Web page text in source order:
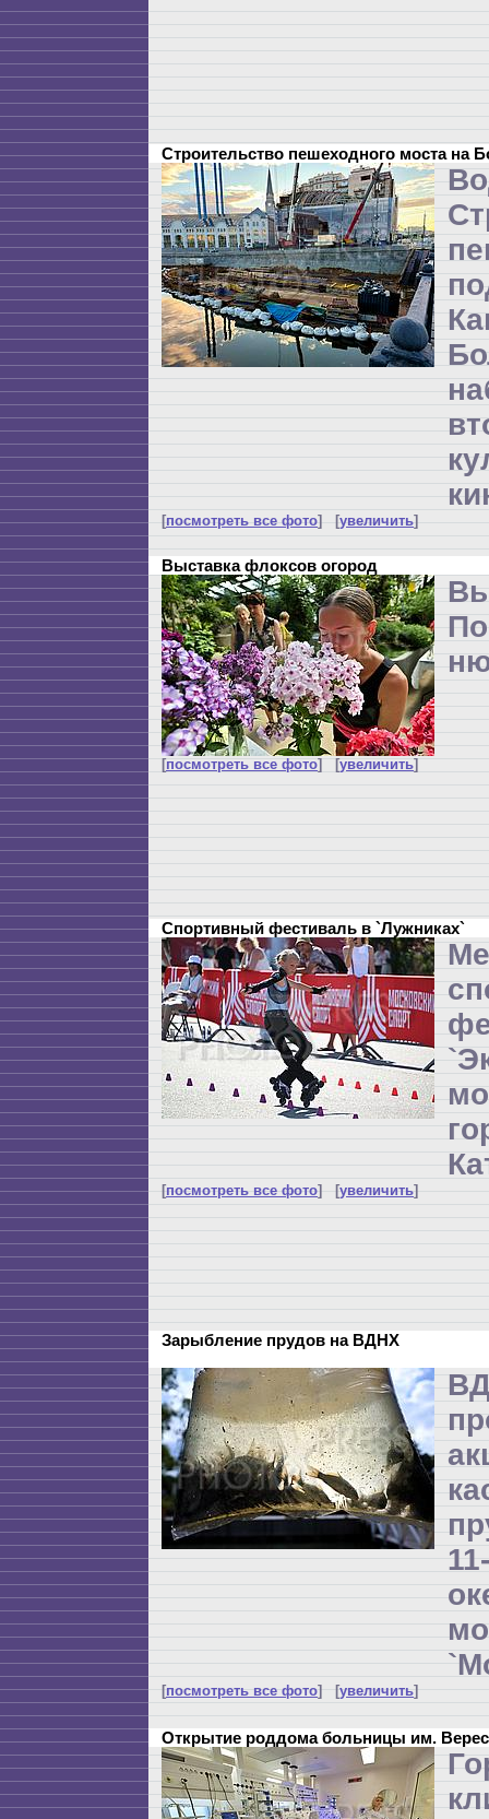
Строительство пешеходного моста на
[посмотреть все фото] [увеличить]
Выставка флоксов огород
[посмотреть все фото] [увеличить]
Спортивный фестиваль в `Лужниках`
[посмотреть все фото] [увеличить]
Зарыбление прудов на ВДНХ
[посмотреть все фото] [увеличить]
Открытие роддома больницы им.